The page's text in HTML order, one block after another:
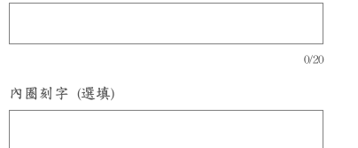
0/20
內圈刻字 (選填)